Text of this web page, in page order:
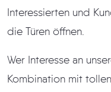
Interessierten und
die Türen öffnen.
Wer Interesse an
Kombination mit tollen Service-Leistungen für